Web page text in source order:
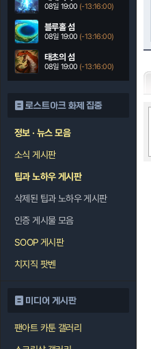
08일 19:00 (-13:15:59)
블루홀 섬
08일 19:00 (-13:15:59)
태초의 섬
08일 19:00 (-13:15:59)
로스트아크 화제 집중
정보 · 뉴스 모음
소식 게시판
팁과 노하우 게시판
삭제된 팁과 노하우 게시판
인증 게시물 모음
SOOP 게시판
치지직 팟벤
미디어 게시판
팬아트 카툰 갤러리